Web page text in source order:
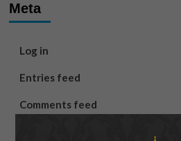
Meta
Log in
Entries feed
Comments feed